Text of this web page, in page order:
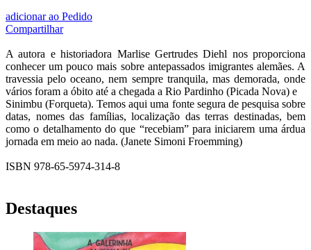
adicionar ao Pedido
Compartilhar
A autora e historiadora Marlise Gertrudes Diehl nos proporciona
conhecer um pouco mais sobre antepassados imigrantes alemães. A
travessia pelo oceano, nem sempre tranquila, mas demorada, onde
vários foram a óbito até a chegada a Rio Pardinho (Picada Nova) e
Sinimbu (Forqueta). Temos aqui uma fonte segura de pesquisa sobre
datas, nomes das famílias, localização das terras destinadas, bem
como o detalhamento do que “recebiam” para iniciarem uma árdua
jornada em meio ao nada. (Janete Simoni Froemming)
ISBN 978-65-5974-314-8
Destaques